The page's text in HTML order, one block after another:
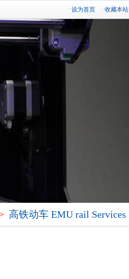
· 设为首页 · 收藏本站
高铁动车 EMU rail Services